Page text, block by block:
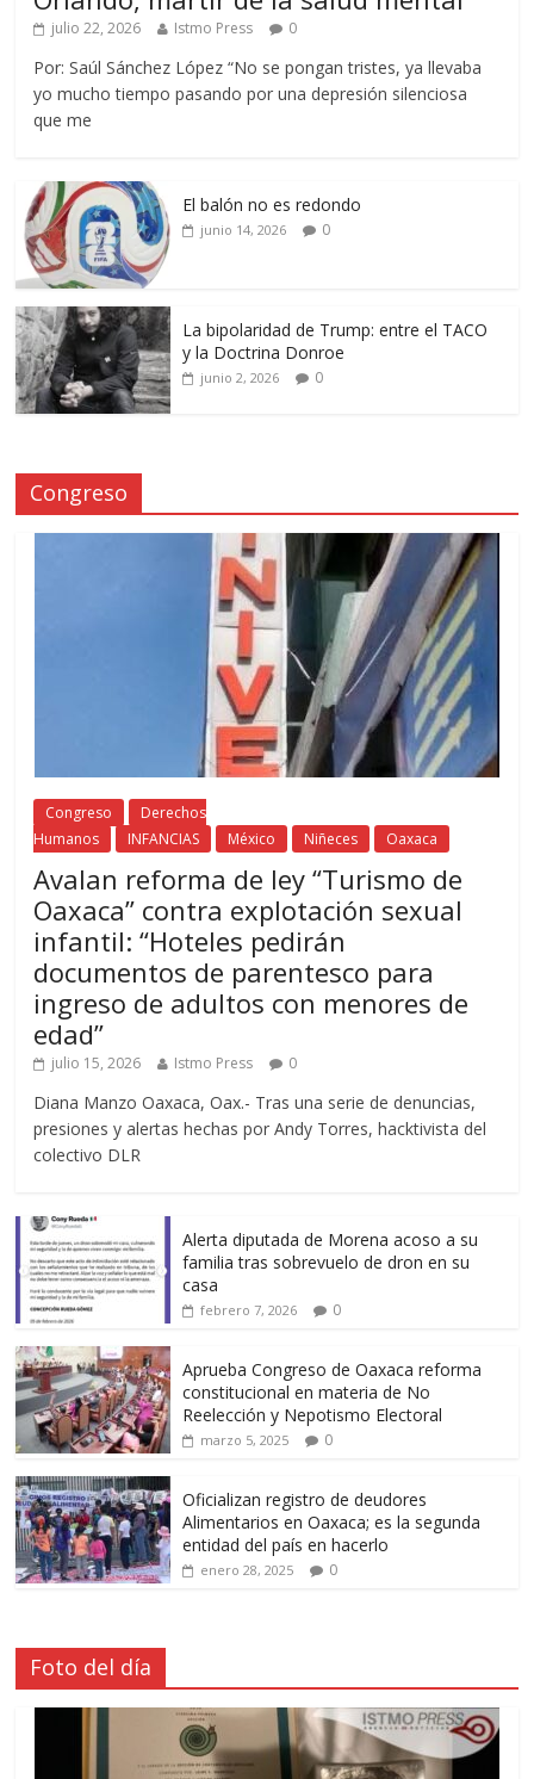
julio 22, 2026 Istmo Press 0
Por: Saúl Sánchez López “No se pongan tristes, ya llevaba
yo mucho tiempo pasando por una depresión silenciosa
que me
El balón no es redondo
junio 14, 2026 0
La bipolaridad de Trump: entre el TACO
y la Doctrina Donroe
junio 2, 2026 0
Congreso
Congreso
Derechos
Humanos
INFANCIAS México Niñeces Oaxaca
Avalan reforma de ley “Turismo de
Oaxaca” contra explotación sexual
infantil: “Hoteles pedirán
documentos de parentesco para
ingreso de adultos con menores de
edad”
julio 15, 2026 Istmo Press 0
Diana Manzo Oaxaca, Oax.- Tras una serie de denuncias,
presiones y alertas hechas por Andy Torres, hacktivista del
colectivo DLR
Alerta diputada de Morena acoso a su
familia tras sobrevuelo de dron en su
casa
febrero 7, 2026 0
Aprueba Congreso de Oaxaca reforma
constitucional en materia de No
Reelección y Nepotismo Electoral
marzo 5, 2025 0
Oficializan registro de deudores
Alimentarios en Oaxaca; es la segunda
entidad del país en hacerlo
enero 28, 2025 0
Foto del día